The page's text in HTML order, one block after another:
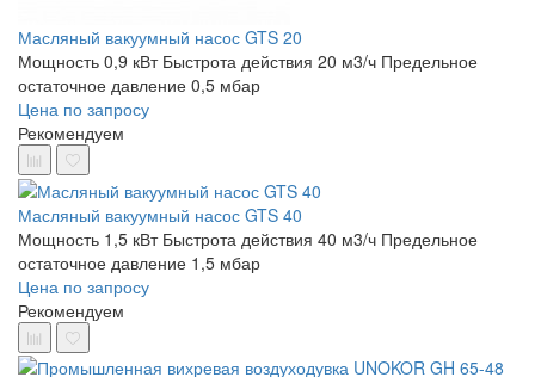
Масляный вакуумный насос GTS 20
Мощность 0,9 кВт Быстрота действия 20 м3/ч Предельное
остаточное давление 0,5 мбар
Цена по запросу
Рекомендуем
Масляный вакуумный насос GTS 40
Мощность 1,5 кВт Быстрота действия 40 м3/ч Предельное
остаточное давление 1,5 мбар
Цена по запросу
Рекомендуем